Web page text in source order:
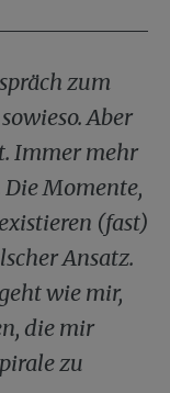
zum
Aber
Immer mehr
Momente,
(fast)
Ansatz.
wie mir,
die mir
zu